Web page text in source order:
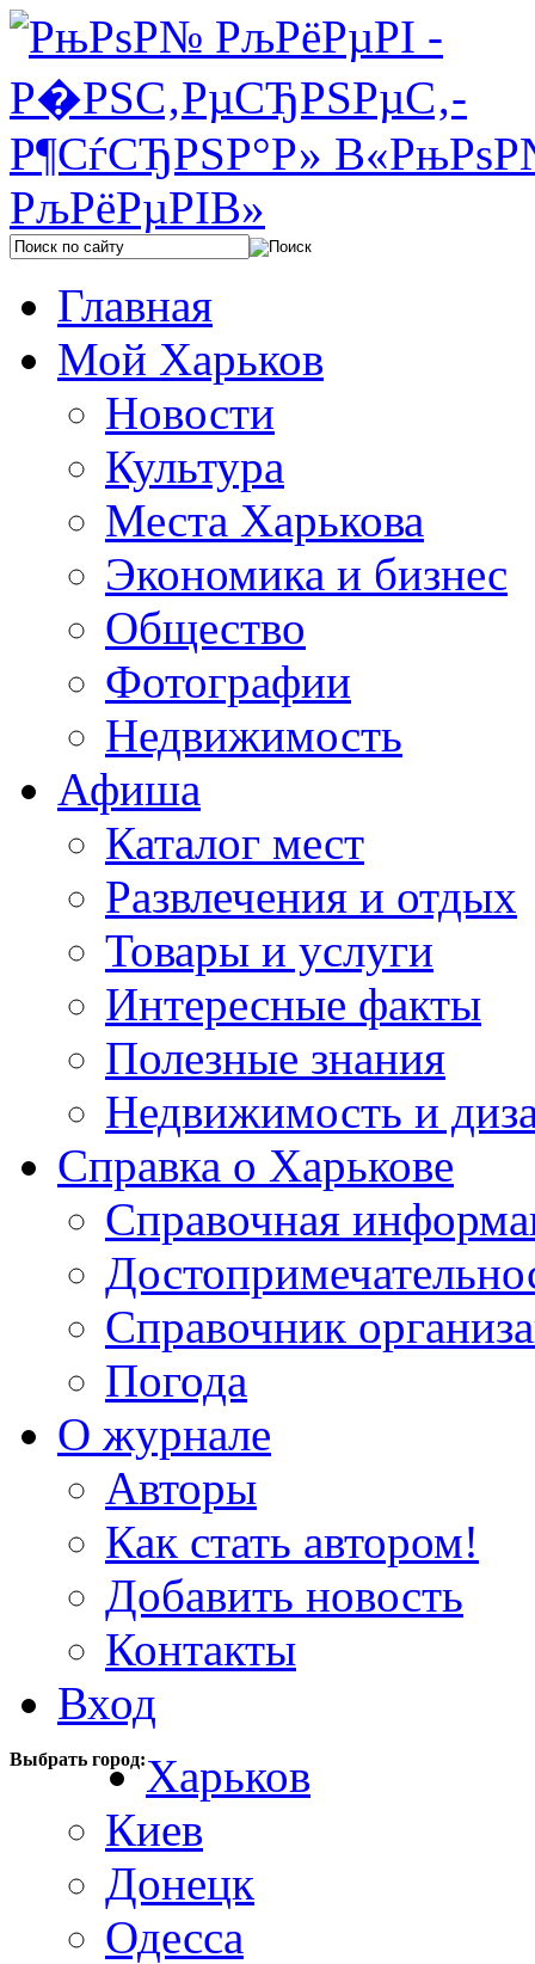
Главная
Мой Харьков
Новости
Культура
Места Харькова
Экономика и бизнес
Общество
Фотографии
Недвижимость
Афиша
Каталог мест
Развлечения и отдых
Товары и услуги
Интересные факты
Полезные знания
Недвижимость и
Справка о Харькове
Справочная
Справочник
Погода
О журнале
Авторы
Как стать автором!
Добавить новость
Контакты
Вход
Выбрать город:Харьков
Киев
Донецк
Одесса